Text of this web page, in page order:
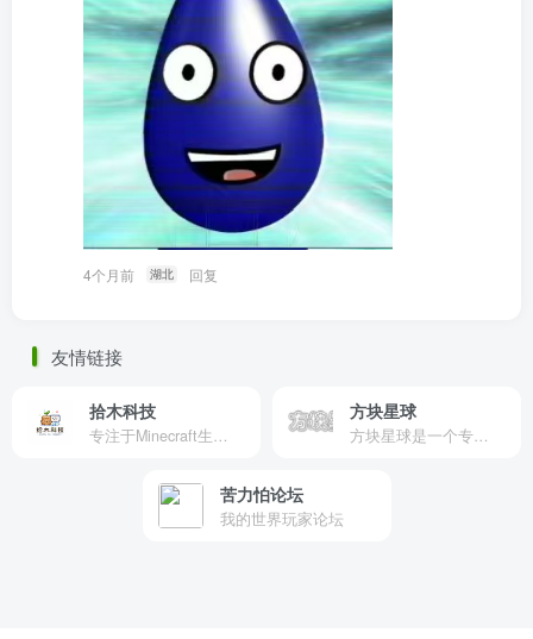
4个月前 湖北 回复
友情链接
拾木科技
专注于Minecraft生态建设
方块星球
方块星球是一个专注于我的世界的中文论坛，提供丰富的资源分享、玩家交流和创意展示，包括地图、皮肤、数据包等内容，打造Minecraft玩家的专属社区乐园！
苦力怕论坛
我的世界玩家论坛